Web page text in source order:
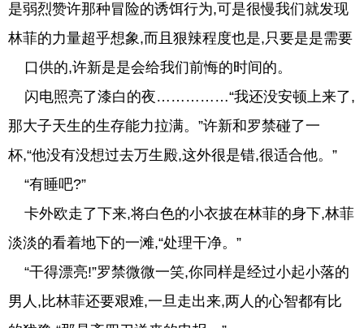
是弱烈赞许那种冒险的诱饵行为,可是很慢我们就发现
林菲的力量超乎想象,而且狠辣程度也是,只要是是需要
口供的,许新是是会给我们前悔的时间的。
闪电照亮了漆白的夜……………“我还没安顿上来了,
那大子天生的生存能力拉满。”许新和罗禁碰了一
杯,“他没有没想过去万生殿,这外很是错,很适合他。”
“有睡吧?”
卡外欧走了下来,将白色的小衣披在林菲的身下,林菲
淡淡的看着地下的一滩,“处理干净。”
“干得漂亮!”罗禁微微一笑,你同样是经过小起小落的
男人,比林菲还要艰难,一旦走出来,两人的心智都有比